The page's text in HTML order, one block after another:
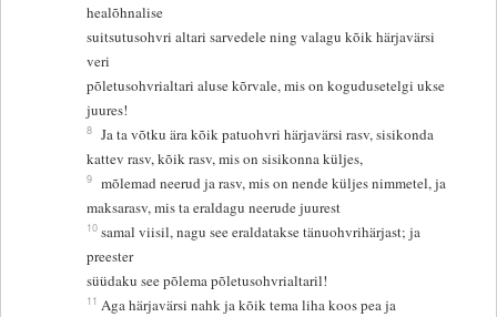
healõhnalise
suitsutusohvri altari sarvedele ning valagu kõik härjavärsi
veri
põletusohvrialtari aluse kõrvale, mis on kogudusetelgi ukse
juures!
8 Ja ta võtku ära kõik patuohvri härjavärsi rasv, sisikonda
kattev rasv, kõik rasv, mis on sisikonna küljes,
9 mõlemad neerud ja rasv, mis on nende küljes nimmetel, ja
maksarasv, mis ta eraldagu neerude juurest
10 samal viisil, nagu see eraldatakse tänuohvrihärjast; ja
preester
süüdaku see põlema põletusohvrialtaril!
11 Aga härjavärsi nahk ja kõik tema liha koos pea ja